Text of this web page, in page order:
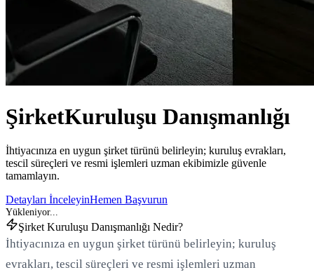
ŞirketKuruluşu Danışmanlığı
İhtiyacınıza en uygun şirket türünü belirleyin; kuruluş evrakları,
tescil süreçleri ve resmi işlemleri uzman ekibimizle güvenle
tamamlayın.
Detayları İnceleyinHemen Başvurun
Şirket Kuruluşu Danışmanlığı Nedir?
İhtiyacınıza en uygun şirket türünü belirleyin; kuruluş
evrakları, tescil süreçleri ve resmi işlemleri uzman